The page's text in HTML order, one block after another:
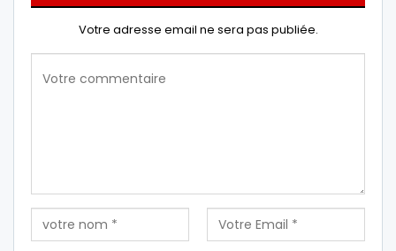
Votre adresse email ne sera pas publiée.